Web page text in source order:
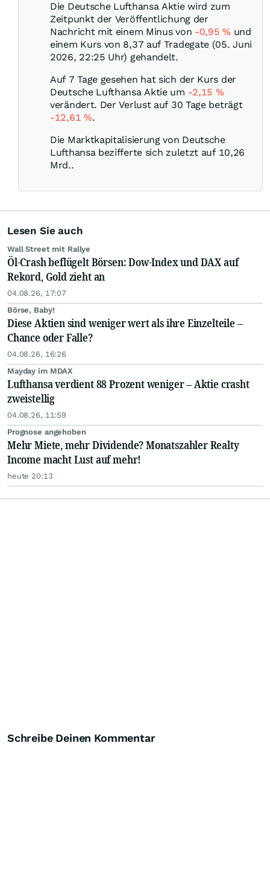
Die Deutsche Lufthansa Aktie wird zum
Zeitpunkt der Veröffentlichung der
Nachricht mit einem Minus von -0,95% und
einem Kurs von 8,37 auf Tradegate (05. Juni
2026, 22:25 Uhr) gehandelt.
Auf 7 Tage gesehen hat sich der Kurs der
Deutsche Lufthansa Aktie um -2,15 %
verändert. Der Verlust auf 30 Tage beträgt
-12,61 %.
Die Marktkapitalisierung von Deutsche
Lufthansa bezifferte sich zuletzt auf 10,26
Mrd..
Lesen Sie auch
Wall Street mit Rallye
Öl-Crash beflügelt Börsen: Dow-Index und DAX auf
Rekord, Gold zieht an
04.08.26, 17:07
Börse, Baby!
Diese Aktien sind weniger wert als ihre Einzelteile –
Chance oder Falle?
04.08.26, 16:26
Mayday im MDAX
Lufthansa verdient 88 Prozent weniger – Aktie crasht
zweistellig
04.08.26, 11:59
Prognose angehoben
Mehr Miete, mehr Dividende? Monatszahler Realty
Income macht Lust auf mehr!
heute 20:13
Schreibe Deinen Kommentar